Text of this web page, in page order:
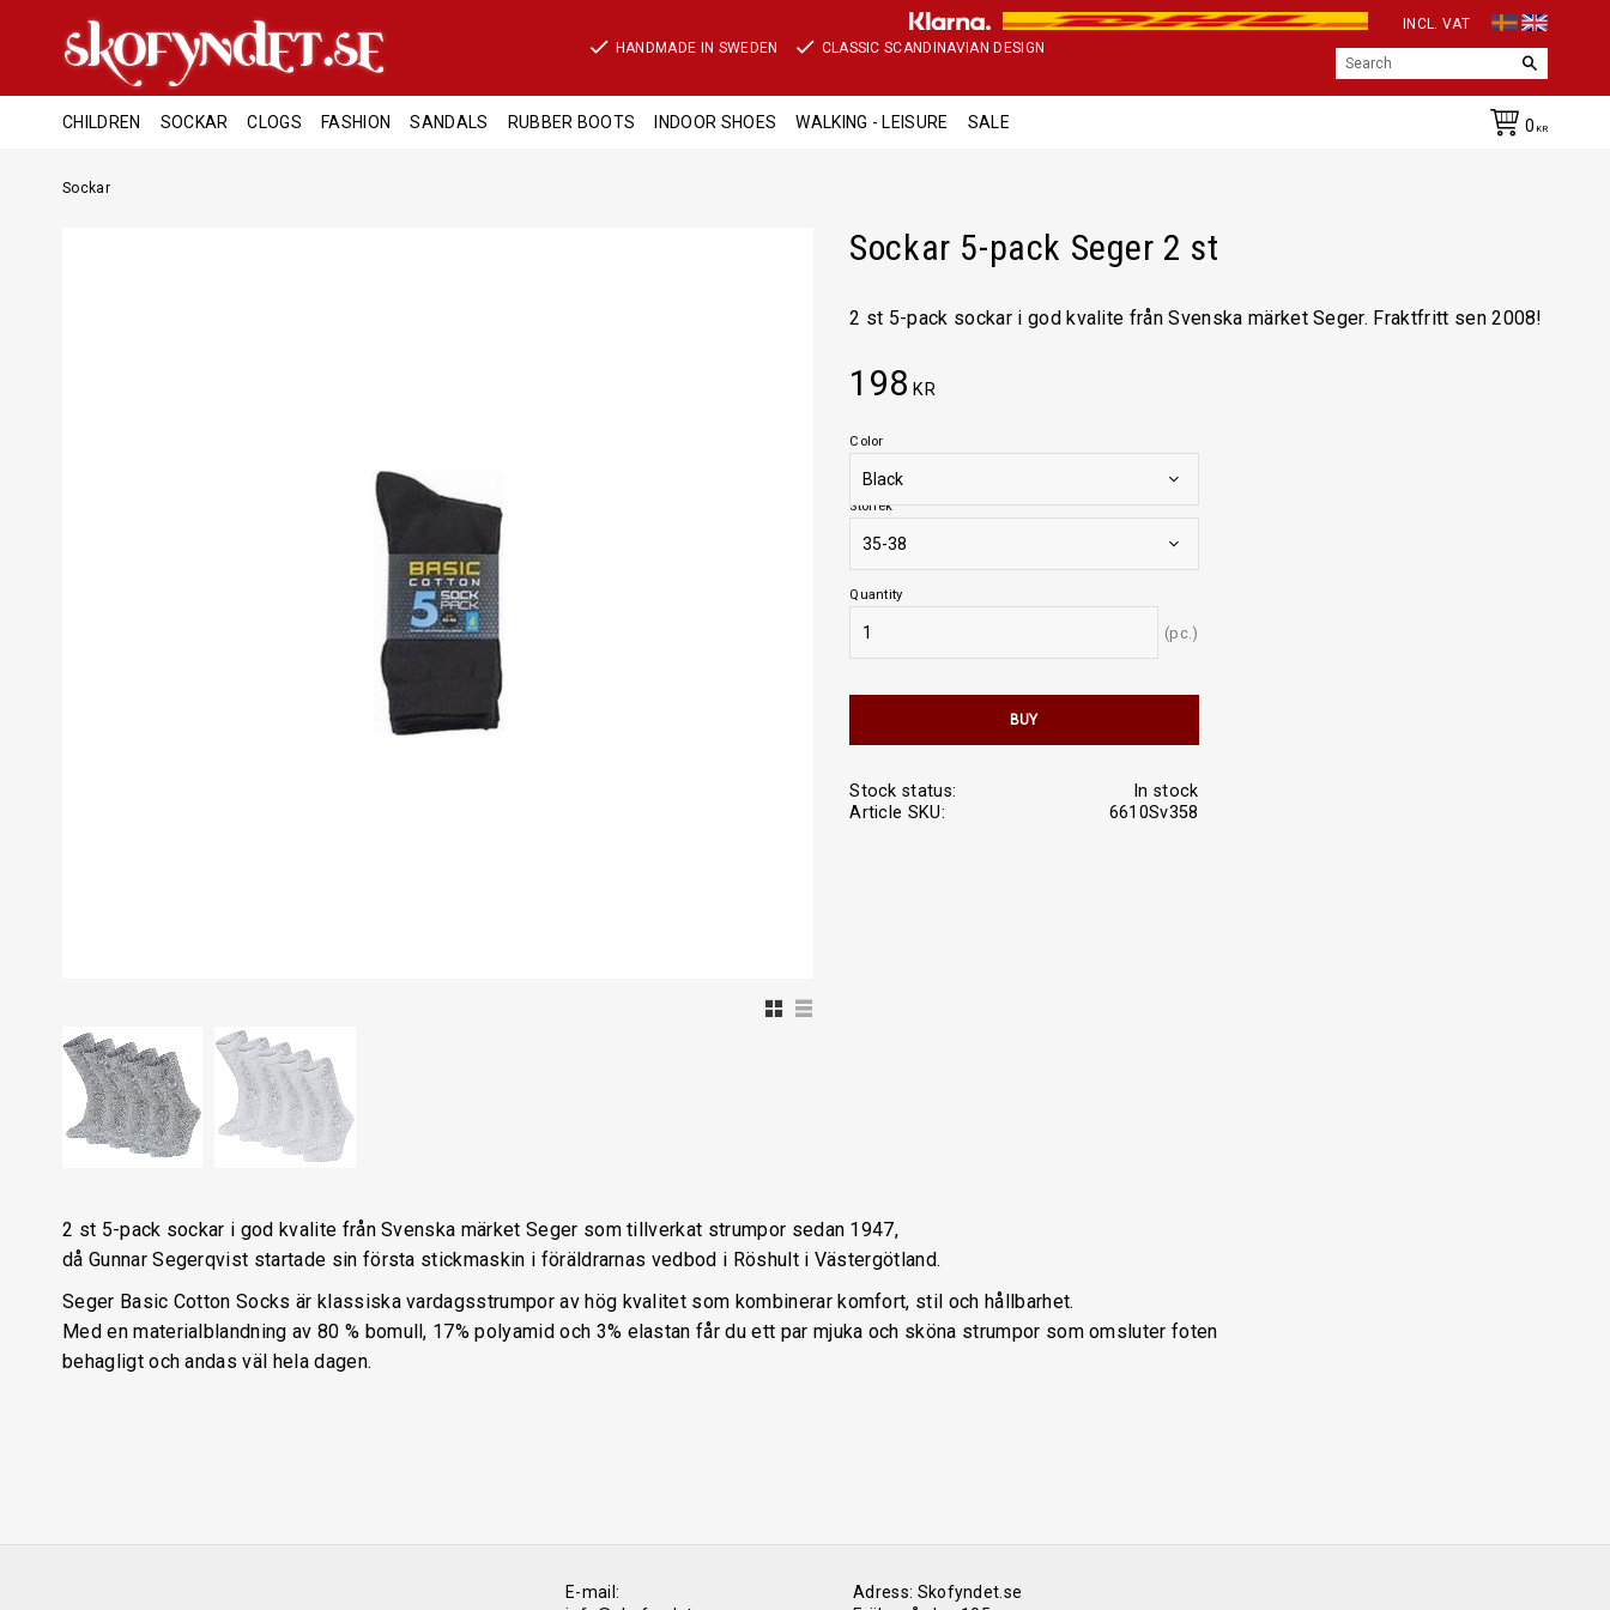
HANDMADE IN SWEDEN CLASSIC SCANDINAVIAN DESIGN
INCL. VAT
CHILDREN SOCKAR CLOGS FASHION SANDALS RUBBER BOOTS INDOOR SHOES WALKING - LEISURE SALE 0 KR
Sockar
Sockar 5-pack Seger 2 st
2 st 5-pack sockar i god kvalite från Svenska märket Seger. Fraktfritt sen 2008!
Grid view
List view
198 KR
Color
Storlek
Quantity
pc.
BUY
Stock status
In stock
Article SKU
6610Sv358
2 st 5-pack sockar i god kvalite från Svenska märket Seger som tillverkat strumpor sedan 1947,
då Gunnar Segerqvist startade sin första stickmaskin i föräldrarnas vedbod i Röshult i Västergötland.
Seger Basic Cotton Socks är klassiska vardagsstrumpor av hög kvalitet som kombinerar komfort, stil och hållbarhet.
Med en materialblandning av 80 % bomull, 17% polyamid och 3% elastan får du ett par mjuka och sköna strumpor som omsluter foten
behagligt och andas väl hela dagen.
E-mail:
Adress: Skofyndet.se